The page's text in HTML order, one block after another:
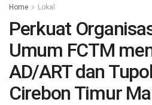
Home Lokal
Perkuat
Umum FCTM
AD/ART dan
Cirebon Timur